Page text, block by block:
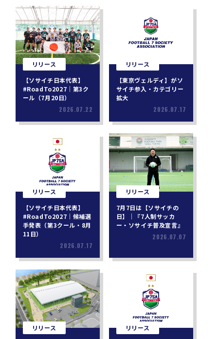
リリース
【ソサイチ日本代表】
#RoadTo2027｜第3ク
ール（7月20日）
2026.07.22
リリース
【東京ヴェルディ】がソ
サイチ参入・カテゴリー
拡大
2026.07.17
リリース
【ソサイチ日本代表】
#RoadTo2027｜候補選
手発表（第3クール・8月
11日）
2026.07.17
リリース
7月7日は【ソサイチの
日】｜『7人制サッカ
ー・ソサイチ普及宣言』
2026.07.07
リリース
リリース